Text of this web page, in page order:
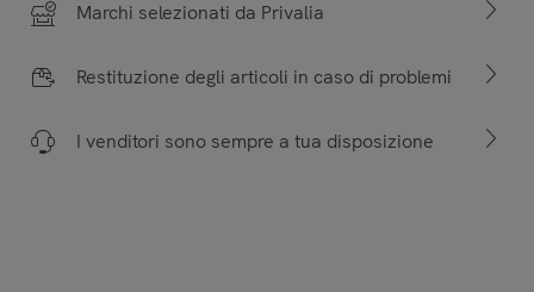
Marchi selezionati da Privalia
Restituzione degli articoli in caso di problemi
I venditori sono sempre a tua disposizione